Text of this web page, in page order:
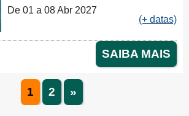
De 01 a 08 Abr 2027
(+ datas)
SAIBA MAIS
1 2 »